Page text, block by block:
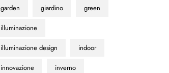
garden giardino green
illuminazione
illuminazione design indoor
innovazione inverno